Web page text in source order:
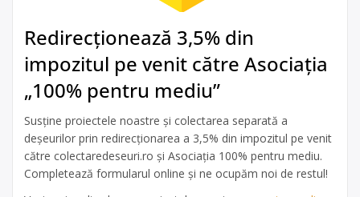
Redirecționează 3,5% din
impozitul pe venit către Asociația
„100% pentru mediu”
Susține proiectele noastre și colectarea separată a
deșeurilor prin redirecționarea a 3,5% din impozitul pe venit
către colectaredeseuri.ro și Asociația 100% pentru mediu.
Completează formularul online și ne ocupăm noi de restul!